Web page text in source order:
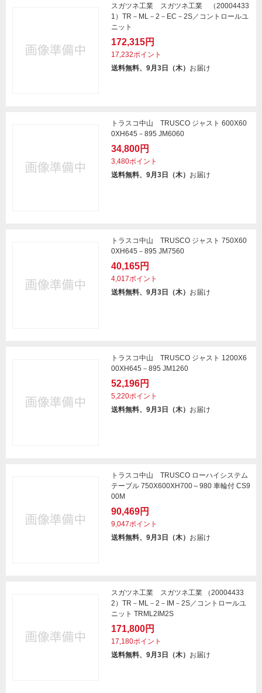
スガツネ工業 スガツネ工業 （20004433
1）TR－ML－2－EC－2S／コントロールユ
ニット
172,315円
17,232ポイント
送料無料、9月3日（木） お届け
トラスコ中山 TRUSCO ジャスト 600X60
0XH645－895 JM6060
34,800円
3,480ポイント
送料無料、9月3日（木） お届け
トラスコ中山 TRUSCO ジャスト 750X60
0XH645－895 JM7560
40,165円
4,017ポイント
送料無料、9月3日（木） お届け
トラスコ中山 TRUSCO ジャスト 1200X6
00XH645－895 JM1260
52,196円
5,220ポイント
送料無料、9月3日（木） お届け
トラスコ中山 TRUSCO ローハイシステム
テーブル 750X600XH700～980 車輪付 CS9
00M
90,469円
9,047ポイント
送料無料、9月3日（木） お届け
スガツネ工業 スガツネ工業 （20004433
2）TR－ML－2－IM－2S／コントロールユ
ニット TRML2IM2S
171,800円
17,180ポイント
送料無料、9月3日（木） お届け